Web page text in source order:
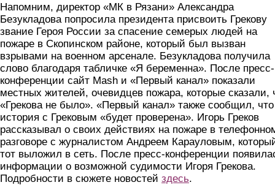
Напомним, директор «МК в Рязани» Александра
Безукладова попросила президента присвоить Грекову
звание Героя России за спасение семерых людей на
пожаре в Скопинском районе, который был вызван
взрывами на военном арсенале. Безукладова получила
слово благодаря табличке «Я беременна». После пресс-
конференции сайт Mash и «Первый канал» показали
местных жителей, очевидцев пожара, которые сказали,
«Грекова не было». «Первый канал» также сообщил, что
история с Грековым «будет проверена». Игорь Греков
рассказывал о своих действиях на пожаре в
разговоре с журналистом Андреем Карауловым,
тот выложил в сеть. После пресс-конференции
информации о возможной судимости Игоря Грекова.
Подробности в сюжете новостей здесь.